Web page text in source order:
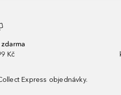
Kč
Express objednávky.